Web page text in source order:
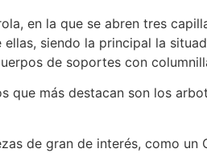
en la que se abren tres
siendo la principal la
de soportes con
que más destacan son los
de gran de interés, como